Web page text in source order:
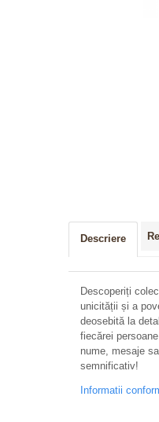
Descriere
Descoperiți
unicității și a
deosebită la
fiecărei
nume, mesaje
semnificativ!
Informatii